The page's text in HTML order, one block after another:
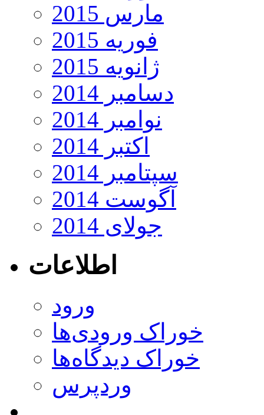
مارس 2015
فوریه 2015
ژانویه 2015
دسامبر 2014
نوامبر 2014
اکتبر 2014
سپتامبر 2014
آگوست 2014
جولای 2014
اطلاعات
ورود
خوراک ورودی‌ها
خوراک دیدگاه‌ها
وردپرس